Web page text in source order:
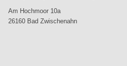
Am Hochmoor 10a
26160 Bad Zwischenahn